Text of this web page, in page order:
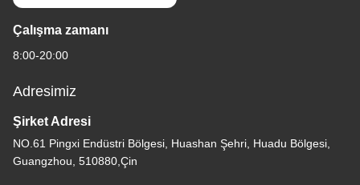
Çalışma zamanı
8:00-20:00
Adresimiz
Şirket Adresi
NO.61 Pingxi Endüstri Bölgesi, Huashan Şehri, Huadu Bölgesi,
Guangzhou, 510880,Çin